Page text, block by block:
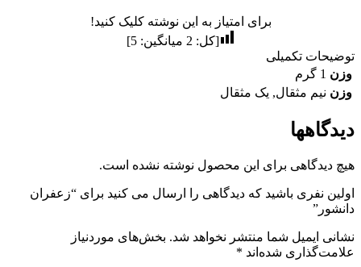
برای امتیاز به این نوشته کلیک کنید!
[کل: 2 میانگین:5
]
توضیحات تکمیلی
وزن 1 گرم
وزن نیم مثقال, یک مثقال
دیدگاهها
هیچ دیدگاهی برای این محصول نوشته نشده است.
اولین نفری باشید که دیدگاهی را ارسال می کنید برای “زعفران
دانشور”
نشانی ایمیل شما منتشر نخواهد شد. بخش‌های موردنیاز
علامت‌گذاری شده‌اند *